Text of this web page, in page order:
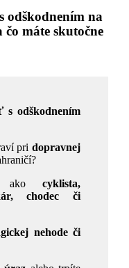
odškodnením na
máte skutočne
s odškodnením
pri dopravnej
ako cyklista,
chodec či
nehode či